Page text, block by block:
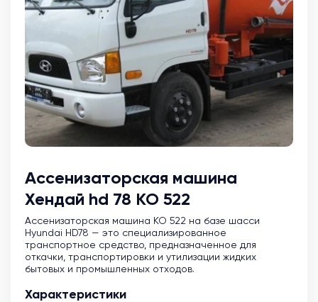
Ассенизаторская машина
Хендай hd 78 КО 522
Ассенизаторская машина KO 522 на базе шасси
Hyundai HD78 — это специализированное
транспортное средство, предназначенное для
откачки, транспортировки и утилизации жидких
бытовых и промышленных отходов.
Характеристики